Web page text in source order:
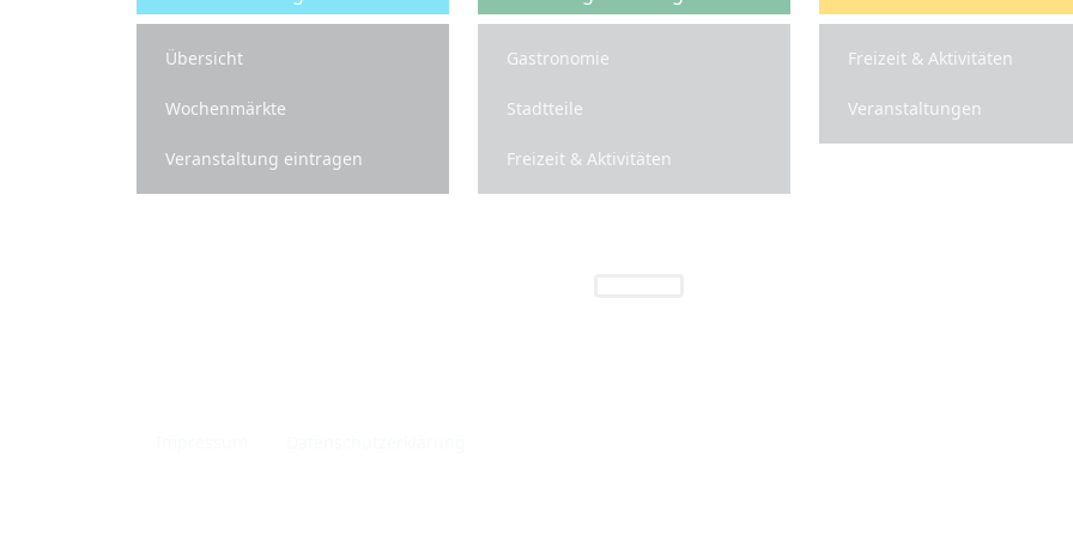
Übersicht
Wochenmärkte
Veranstaltung eintragen
Gastronomie
Stadtteile
Freizeit & Aktivitäten
Freizeit & Aktivitäten
Veranstaltungen